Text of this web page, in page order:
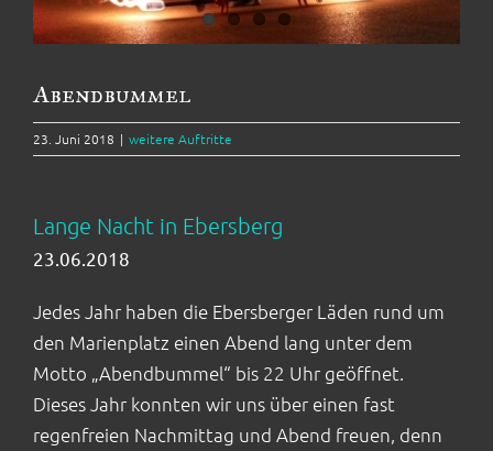
Kontakt
Partner
Mitgliedschaft
Shop
Abendbummel
23. Juni 2018 | weitere Auftritte
Lange Nacht in Ebersberg
23.06.2018
Jedes Jahr haben die Ebersberger Läden rund um
den Marienplatz einen Abend lang unter dem
Motto „Abendbummel“ bis 22 Uhr geöffnet.
Dieses Jahr konnten wir uns über einen fast
regenfreien Nachmittag und Abend freuen, denn